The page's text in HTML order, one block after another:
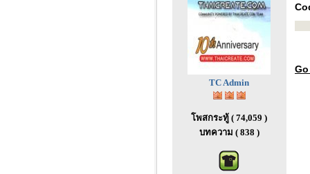
TC Admin
โพสกระทู้ ( 74,059 )
บทความ ( 838 )